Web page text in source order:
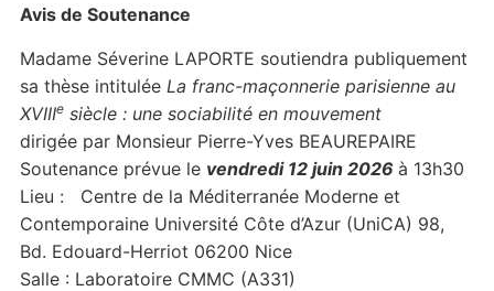
Avis de Soutenance
Madame Séverine LAPORTE soutiendra publiquement
sa thèse intitulée La franc-maçonnerie parisienne au
XVIIIesiècle : une sociabilité en mouvement
dirigée par Monsieur Pierre-Yves BEAUREPAIRE
Soutenance prévue le vendredi 12 juin 2026 à 13h30
Lieu : Centre de la Méditerranée Moderne et
Contemporaine Université Côte d’Azur (UniCA) 98,
Bd. Edouard-Herriot 06200 Nice
Salle : Laboratoire CMMC (A331)